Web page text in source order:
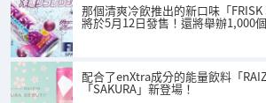
那個清爽冷飲推出的新口味「FRISK
將於5月12日發售！還將舉辦1,000
配合了enXtra成分的能量飲料「
「SAKURA」新登場！